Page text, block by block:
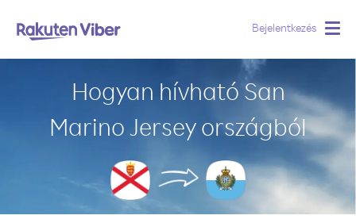
Bejelentkezés
Hogyan hívható San
Marino Jersey országból